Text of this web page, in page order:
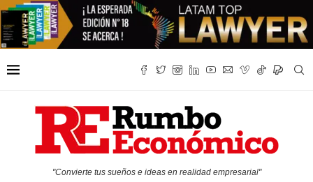
"Convierte tus sueños e ideas en realidad empresarial"